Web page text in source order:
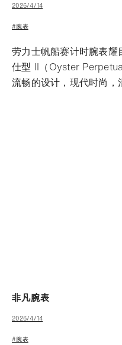
2026/4/14
#腕表
劳力士帆船赛计时腕表
仕型 II（Oyster
流畅的设计，现代时尚，
非凡腕表
2026/4/14
#腕表